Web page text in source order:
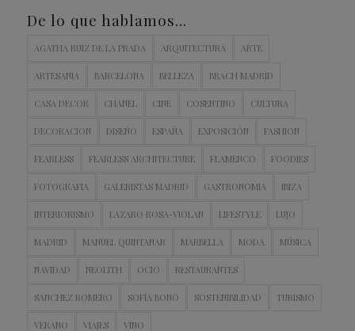
De lo que hablamos…
AGATHA RUIZ DE LA PRADA ARQUITECTURA ARTE
ARTESANIA BARCELONA BELLEZA BRACH MADRID
CASA DECOR CHANEL CINE COSENTINO CULTURA
DECORACION DISEÑO ESPAÑA EXPOSICIÓN FASHION
FEARLESS FEARLESS ARCHITECTURE FLAMENCO FOODIES
FOTOGRAFIA GALERISTAS MADRID GASTRONOMIA IBIZA
INTERIORISMO LAZARO ROSA-VIOLAN LIFESTYLE LUJO
MADRID MANUEL QUINTANAR MARBELLA MODA MÚSICA
NAVIDAD NEOLITH OCIO RESTAURANTES
SANCHEZ ROMERO SOFÍA BONO SOSTENIBILIDAD TURISMO
VERANO VIAJES VINO